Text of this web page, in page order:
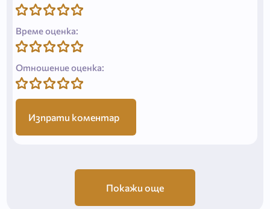
Време оценка:
Отношение оценка:
Изпрати коментар
Покажи още